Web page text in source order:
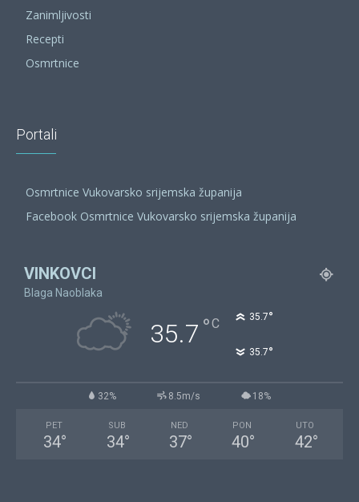
Zanimljivosti
Recepti
Osmrtnice
Portali
Osmrtnice Vukovarsko srijemska županija
Facebook Osmrtnice Vukovarsko srijemska županija
VINKOVCI
Blaga Naoblaka
35.7 °C 35.7°
35.7°
32% 8.5m/s 18%
PET
34°
SUB
34°
NED
37°
PON
40°
UTO
42°